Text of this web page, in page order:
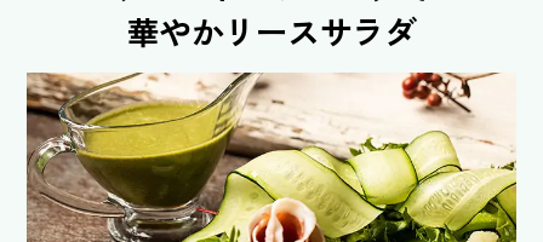
華やかリースサラダ